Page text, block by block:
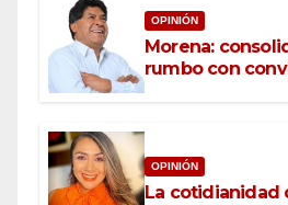
OPINIÓN
Morena:
rumbo con
OPINIÓN
La cotidianidad